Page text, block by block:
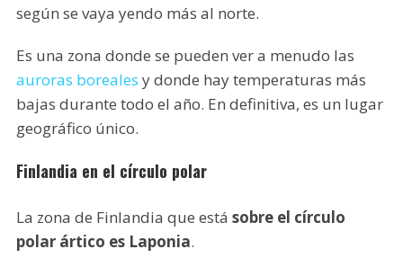
según se vaya yendo más al norte.
Es una zona donde se pueden ver a menudo las
auroras boreales y donde hay temperaturas más
bajas durante todo el año. En definitiva, es un lugar
geográfico único.
Finlandia en el círculo polar
La zona de Finlandia que está sobre el círculo
polar ártico es Laponia.